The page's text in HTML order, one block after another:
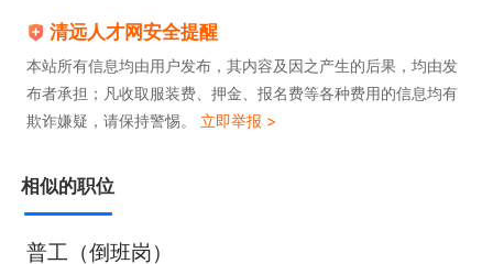
间进行有效的沟通和协作，完成工作
任务；
⑤、具有一定抗压能力和执行力，认真完成工作，并
且不断提高业务水平。
清远人才网安全提醒
本站所有信息均由用户发布，其内容及因之产生的后果，均由发
布者承担；凡收取服装费、押金、报名费等各种费用的信息均有
欺诈嫌疑，请保持警惕。 立即举报 >
相似的职位
普工（倒班岗）